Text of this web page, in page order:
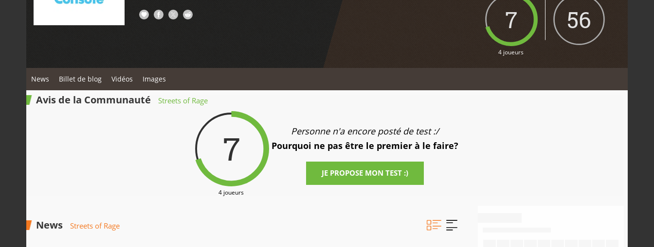
7
4 joueurs
56
News Billet de blog Vidéos Images
Avis de la Communauté Streets of Rage
7
4 joueurs
Personne n'a encore posté de test :/
Pourquoi ne pas être le premier à le faire?
JE PROPOSE MON TEST :)
News Streets of Rage